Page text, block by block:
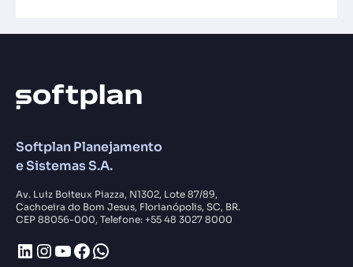
Softplan Planejamento
e Sistemas S.A.
Av. Luiz Boiteux Piazza, N1302, Lote 87/89,
Cachoeira do Bom Jesus, Florianópolis, SC, BR.
CEP 88056-000, Telefone: +55 48 3027 8000
LinkedIn
Instagram
Youtube
Facebook
WhatsApp